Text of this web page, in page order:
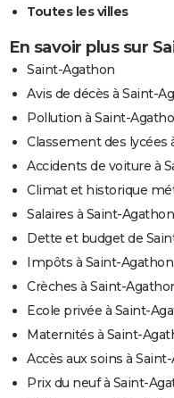
Toutes les villes
En savoir plus sur
Saint-Agathon
Avis de décès à Saint-
Pollution à Saint-
Classement des lycées
Accidents de voiture à
Climat et historique
Salaires à Saint-Agathon
Dette et budget de
Impôts à Saint-Agathon
Crèches à Saint-
Ecole privée à Saint-
Maternités à Saint-
Accès aux soins à
Prix du neuf à Saint-